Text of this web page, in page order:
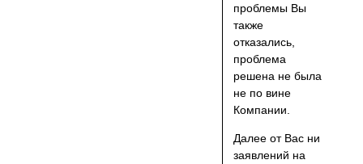
проблемы Вы
также
отказались,
проблема
решена не была
не по вине
Компании.
Далее от Вас ни
заявлений на